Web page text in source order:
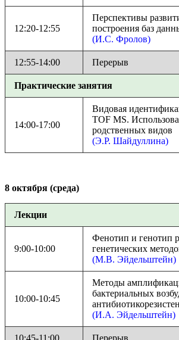
12:20-12:55
Перспективы
построения баз
(И.С. Фролов)
12:55-14:00 Перерыв
Практические занятия
14:00-17:00
Видовая
TOF MS.
родственных видов
(Э.Р. Шайдуллина)
8 октября (среда)
Лекции
9:00-10:00
Фенотип и генотип
генетических
(М.В. Эйдельштейн)
10:00-10:45
Методы
бактериальных
(И.А. Эйдельштейн)
10:45-11:00 Перерыв